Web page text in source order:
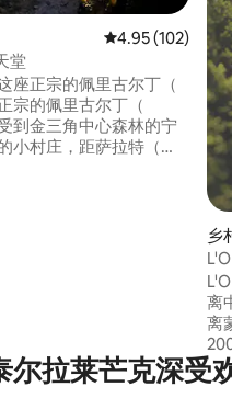
共 183 条评价
平均评分 4.95 分
4.95 (102)
堂
宗的佩里古尔丁（
到金三角中心森林的宁
乡
离
离
庄。 多尔多涅谷（
美
尔拉莱芒克深受